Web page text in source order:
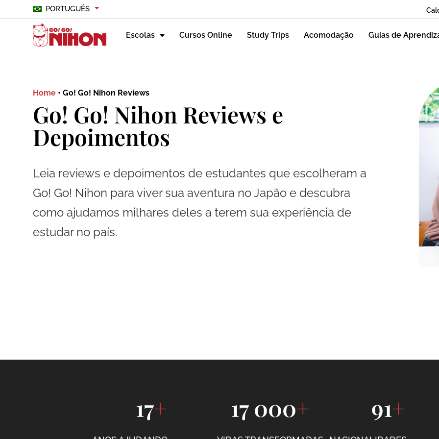
PORTUGUÊS
Escolas Cursos Online Study Trips Acomodação Guias de
Home •Go! Go! Nihon Reviews
Go! Go! Nihon Reviews e
Depoimentos
Leia reviews e depoimentos de estudantes que escolheram a
Go! Go! Nihon para viver sua aventura no Japão e descubra
como ajudamos milhares deles a terem sua experiência de
estudar no país.
17+ 17 000+ 91+